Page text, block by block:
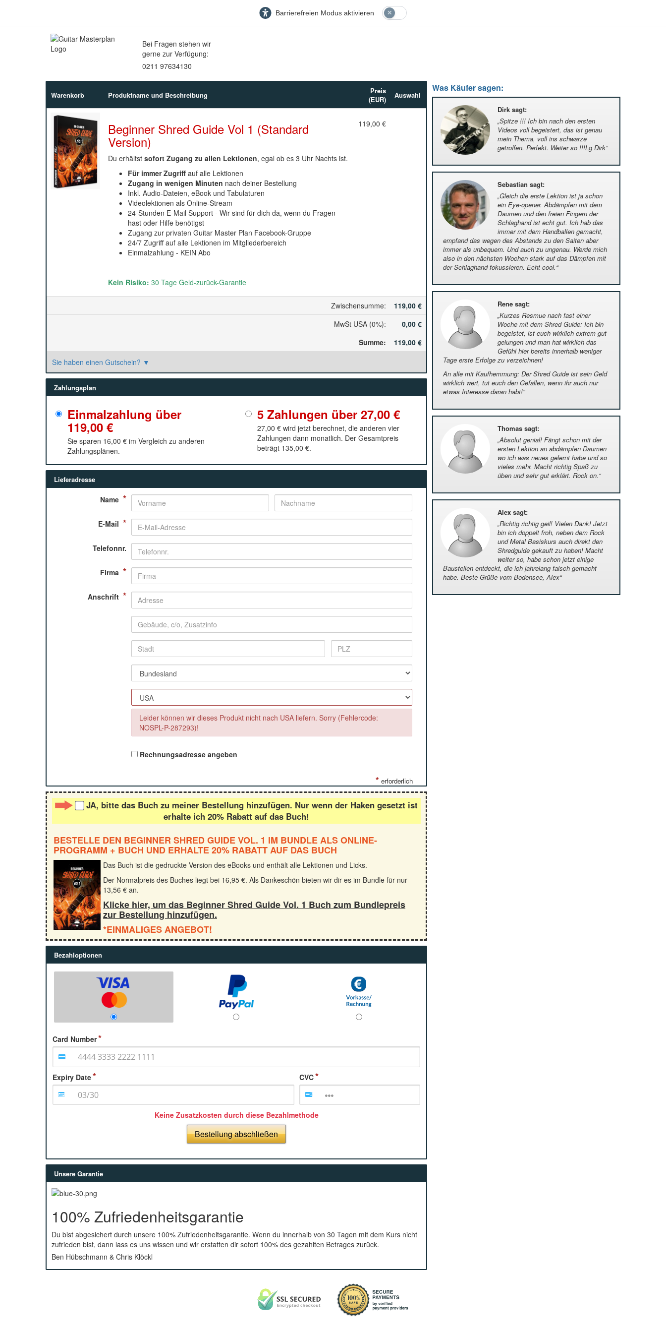
Barrierefreien Modus aktivieren
Bei Fragen stehen wir
gerne zur Verfügung:
0211 97634130
Warenkorb Produktname und Beschreibung
Preis
(EUR)
Auswahl
Beginner Shred Guide Vol 1 (Standard
Version)
Du erhältst sofort Zugang zu allen Lektionen, egal ob es 3 Uhr Nachts ist.
Für immer Zugriff auf alle Lektionen
Zugang in wenigen Minuten nach deiner Bestellung
Inkl. Audio-Dateien, eBook und Tabulaturen
Videolektionen als Online-Stream
24-Stunden E-Mail Support - Wir sind für dich da, wenn du Fragen
hast oder Hilfe benötigst
Zugang zur privaten Guitar Master Plan Facebook-Gruppe
24/7 Zugriff auf alle Lektionen im Mitgliederbereich
Einmalzahlung - KEIN Abo
Kein Risiko: 30 Tage Geld-zurück-Garantie
119,00 €
Zwischensumme:
119,00 €
MwSt USA (0%):
0,00 €
Summe:
119,00 €
Sie haben einen Gutschein? ▼
Zahlungsplan
Einmalzahlung über
119,00 €
Sie sparen 16,00 € im Vergleich zu anderen
Zahlungsplänen.
5 Zahlungen über 27,00 €
27,00 € wird jetzt berechnet, die anderen vier
Zahlungen dann monatlich. Der Gesamtpreis
beträgt 135,00 €.
Lieferadresse
Name *
E-Mail *
Telefonnr.
Firma *
Anschrift *
Leider können wir dieses Produkt nicht nach USA liefern. Sorry (Fehlercode:
NOSPL-P-287293)!
Rechnungsadresse angeben
* erforderlich
JA, bitte das Buch zu meiner Bestellung hinzufügen. Nur wenn der Haken gesetzt ist
erhalte ich 20% Rabatt auf das Buch!
BESTELLE DEN BEGINNER SHRED GUIDE VOL. 1 IM BUNDLE ALS ONLINE-
PROGRAMM + BUCH UND ERHALTE 20% RABATT AUF DAS BUCH
Das Buch ist die gedruckte Version des eBooks und enthält alle Lektionen und Licks.
Der Normalpreis des Buches liegt bei 16,95 €. Als Dankeschön bieten wir dir es im Bundle für nur
13,56 € an.
Klicke hier, um das Beginner Shred Guide Vol. 1 Buch zum Bundlepreis
zur Bestellung hinzufügen.
*EINMALIGES ANGEBOT!
Bezahloptionen
Card Number
Expiry Date CVC
Keine Zusatzkosten durch diese Bezahlmethode
Bestellung abschließen
Unsere Garantie
100% Zufriedenheitsgarantie
Du bist abgesichert durch unsere 100% Zufriedenheitsgarantie. Wenn du innerhalb von 30 Tagen mit dem Kurs nicht
zufrieden bist, dann lass es uns wissen und wir erstatten dir sofort 100% des gezahlten Betrages zurück.
Ben Hübschmann & Chris Klöckl
Was Käufer sagen:
Dirk sagt:
„Spitze !!! Ich bin nach den ersten
Videos voll begeistert, das ist genau
mein Thema, voll ins schwarze
getroffen. Perfekt. Weiter so !!!Lg Dirk“
Sebastian sagt:
„Gleich die erste Lektion ist ja schon
ein Eye-opener. Abdämpfen mit dem
Daumen und den freien Fingern der
Schlaghand ist echt gut. Ich hab das
immer mit dem Handballen gemacht,
empfand das wegen des Abstands zu den Saiten aber
immer als unbequem. Und auch zu ungenau. Werde mich
also in den nächsten Wochen stark auf das Dämpfen mit
der Schlaghand fokussieren. Echt cool.“
Rene sagt:
„Kurzes Resmue nach fast einer
Woche mit dem Shred Guide: Ich bin
begeistet, ist euch wirklich extrem gut
gelungen und man hat wirklich das
Gefühl hier bereits innerhalb weniger
Tage erste Erfolge zu verzeichnen!
An alle mit Kaufhemmung: Der Shred Guide ist sein Geld
wirklich wert, tut euch den Gefallen, wenn ihr auch nur
etwas Interesse daran habt!“
Thomas sagt:
„Absolut genial! Fängt schon mit der
ersten Lektion an abdämpfen Daumen
wo ich was neues gelernt habe und so
vieles mehr. Macht richtig Spaß zu
üben und sehr gut erklärt. Rock on.“
Alex sagt:
„Richtig richtig geil! Vielen Dank! Jetzt
bin ich doppelt froh, neben dem Rock
und Metal Basiskurs auch direkt den
Shredguide gekauft zu haben! Macht
weiter so, habe schon jetzt einige
Baustellen entdeckt, die ich jahrelang falsch gemacht
habe. Beste Grüße vom Bodensee, Alex“